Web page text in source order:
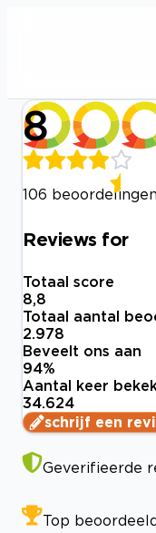
8
106
Reviews for
Totaal score
8,8
Totaal aantal
2.978
Beveelt ons aan
94%
Aantal keer
34.624
schrijf een
Geverifieerde
Top